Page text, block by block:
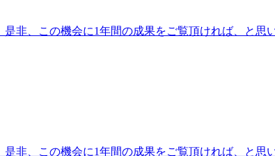
非、この機会に1年間の成果をご覧頂ければ、と
非、この機会に1年間の成果をご覧頂ければ、と